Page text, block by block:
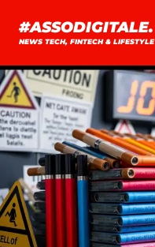
#ASSODIGITALE.
NEWS TECH, FINTECH & LIFESTYLE